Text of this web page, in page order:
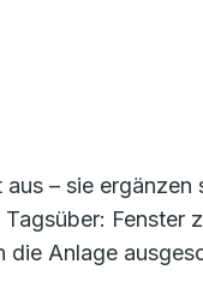
– sie
Fenster
Anlage